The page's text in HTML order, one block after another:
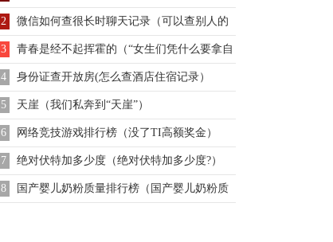
出）
2 微信如何查很长时聊天记录（可以查别人的
微信聊天记录吗）
3 青春是经不起挥霍的（“女生们凭什么要拿自
己青春跟你一起奋斗）
4 身份证查开放房(怎么查酒店住宿记录）
5 天崖（我们私奔到“天崖”）
6 网络竞技游戏排行榜（没了TI高额奖金）
7 绝对伏特加多少度（绝对伏特加多少度?）
8 国产婴儿奶粉质量排行榜（国产婴儿奶粉质